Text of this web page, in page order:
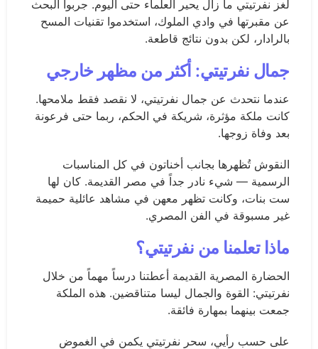
لغز نفرتيتي ما زال يحير العلماء حتى اليوم. جربوا البحث
عن مقبرتها في وادي الملوك، استخدموا تقنيات المسح
بالرادار، لكن بدون نتائج قاطعة.
جمال نفرتيتي: أكثر من مظهر خارجي
عندما نتحدث عن جمال نفرتيتي، لا نقصد فقط ملامحها.
كانت ملكة مؤثرة، شريكة في الحكم، ربما حتى فرعونة
بعد وفاة زوجها.
النقوش تُظهرها بجانب أخناتون في كل المناسبات
الرسمية — شيء نادر جداً في مصر القديمة. كان لها
ست بنات، وكانت تظهر معهن في مشاهد عائلية حميمة
غير مسبوقة في الفن المصري.
ماذا تعلمنا من نفرتيتي؟
الحضارة المصرية القديمة أعطتنا درساً مهماً من خلال
نفرتيتي: القوة والجمال ليسا متناقضين. هذه الملكة
جمعت بينهما بمهارة فائقة.
على حسب رأيي، سحر نفرتيتي يكمن في الغموض